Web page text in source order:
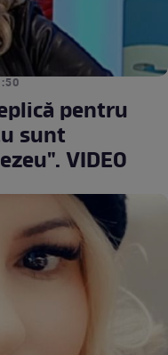
pentru
sunt
VIDEO